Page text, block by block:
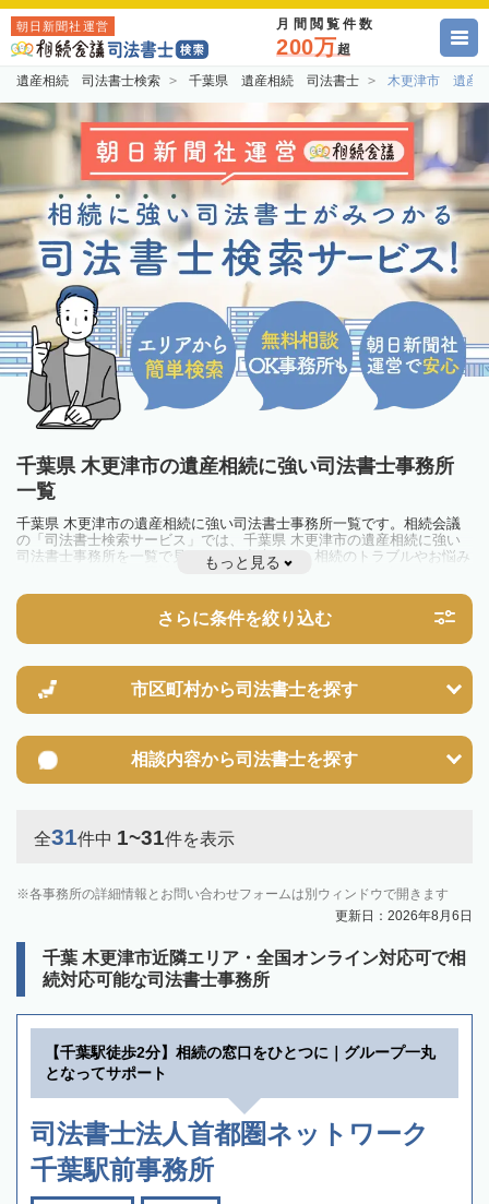
朝日新聞社運営 月間閲覧件数
200万超
遺産相続 司法書士検索 千葉県 遺産相続 司法書士 木更津市 遺産
千葉県 木更津市の遺産相続に強い司法書士事務所
一覧
千葉県 木更津市の遺産相続に強い司法書士事務所一覧です。相続会議
の「司法書士検索サービス」では、千葉県 木更津市の遺産相続に強い
司法書士事務所を一覧で見ることが出来ます。相続のトラブルやお悩み
を抱えている方は一度近隣の司法書士に相談してみましょう。
もっと見る
さらに条件を絞り込む
市区町村から司法書士を探す
相談内容から司法書士を探す
全31件中 1~31件を表示
各事務所の詳細情報とお問い合わせフォームは別ウィンドウで開きます
更新日：2026年8月6日
千葉 木更津市近隣エリア・全国オンライン対応可で相
続対応可能な司法書士事務所
【千葉駅徒歩2分】相続の窓口をひとつに｜グループ一丸
となってサポート
司法書士法人首都圏ネットワーク
千葉駅前事務所